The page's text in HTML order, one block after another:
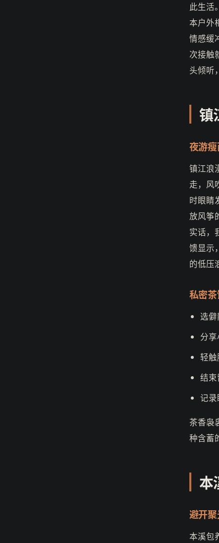
此生活
本户外
情感缓
次接触
头倾听
镇
夜游
镇江浪
走，风
时眼睛
放风筝
实话，
馈显示
的低压
私密
选
分
轻触
结束
记录
茶香袅
种含蓄
本
避开
本溪包